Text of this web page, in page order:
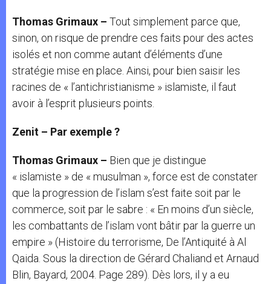
Thomas Grimaux – Tout simplement parce que,
sinon, on risque de prendre ces faits pour des actes
isolés et non comme autant d’éléments d’une
stratégie mise en place. Ainsi, pour bien saisir les
racines de « l’antichristianisme » islamiste, il faut
avoir à l’esprit plusieurs points.
Zenit – Par exemple ?
Thomas Grimaux – Bien que je distingue
« islamiste » de « musulman », force est de constater
que la progression de l’islam s’est faite soit par le
commerce, soit par le sabre : « En moins d’un siècle,
les combattants de l’islam vont bâtir par la guerre un
empire » (Histoire du terrorisme, De l’Antiquité à Al
Qaida. Sous la direction de Gérard Chaliand et Arnaud
Blin, Bayard, 2004. Page 289). Dès lors, il y a eu